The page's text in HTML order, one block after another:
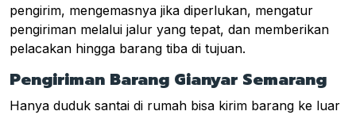
pengirim, mengemasnya jika diperlukan, mengatur
pengiriman melalui jalur yang tepat, dan memberikan
pelacakan hingga barang tiba di tujuan.
Pengiriman Barang Gianyar Semarang
Hanya duduk santai di rumah bisa kirim barang ke luar